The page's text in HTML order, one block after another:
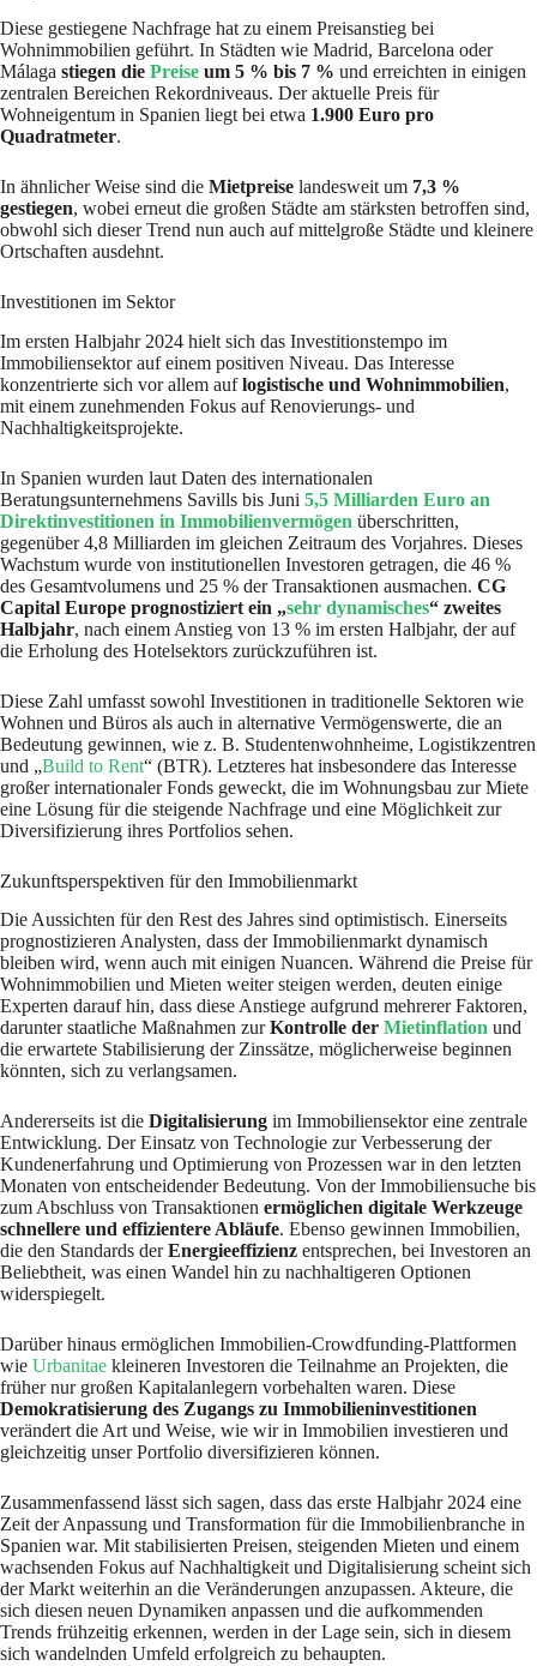
Diese gestiegene Nachfrage hat zu einem Preisanstieg bei
Wohnimmobilien geführt. In Städten wie Madrid, Barcelona oder
Málaga stiegen die Preise um 5 % bis 7 % und erreichten in einigen
zentralen Bereichen Rekordniveaus. Der aktuelle Preis für
Wohneigentum in Spanien liegt bei etwa 1.900 Euro pro
Quadratmeter.
In ähnlicher Weise sind die Mietpreise landesweit um 7,3 %
gestiegen, wobei erneut die großen Städte am stärksten betroffen sind,
obwohl sich dieser Trend nun auch auf mittelgroße Städte und kleinere
Ortschaften ausdehnt.
Investitionen im Sektor
Im ersten Halbjahr 2024 hielt sich das Investitionstempo im
Immobiliensektor auf einem positiven Niveau. Das Interesse
konzentrierte sich vor allem auflogistische und Wohnimmobilien,
mit einem zunehmenden Fokus auf Renovierungs- und
Nachhaltigkeitsprojekte.
In Spanien wurden laut Daten des internationalen
Beratungsunternehmens Savills bis Juni 5,5 Milliarden Euro an
Direktinvestitionen in Immobilienvermögen überschritten,
gegenüber 4,8 Milliarden im gleichen Zeitraum des Vorjahres. Dieses
Wachstum wurde von institutionellen Investoren getragen, die 46 %
des Gesamtvolumens und 25 % der Transaktionen ausmachen. CG
Capital Europe prognostiziert ein „sehr dynamisches“ zweites
Halbjahr, nach einem Anstieg von 13 % im ersten Halbjahr, der auf
die Erholung des Hotelsektors zurückzuführen ist.
Diese Zahl umfasst sowohl Investitionen in traditionelle Sektoren wie
Wohnen und Büros als auch in alternative Vermögenswerte, die an
Bedeutung gewinnen, wie z. B. Studentenwohnheime, Logistikzentren
und „Build to Rent“ (BTR). Letzteres hat insbesondere das Interesse
großer internationaler Fonds geweckt, die im Wohnungsbau zur Miete
eine Lösung für die steigende Nachfrage und eine Möglichkeit zur
Diversifizierung ihres Portfolios sehen.
Zukunftsperspektiven für den Immobilienmarkt
Die Aussichten für den Rest des Jahres sind optimistisch. Einerseits
prognostizieren Analysten, dass der Immobilienmarkt dynamisch
bleiben wird, wenn auch mit einigen Nuancen. Während die Preise für
Wohnimmobilien und Mieten weiter steigen werden, deuten einige
Experten darauf hin, dass diese Anstiege aufgrund mehrerer Faktoren,
darunter staatliche Maßnahmen zurKontrolle der Mietinflation und
die erwartete Stabilisierung der Zinssätze, möglicherweise beginnen
könnten, sich zu verlangsamen.
Andererseits ist die Digitalisierung im Immobiliensektor eine zentrale
Entwicklung. Der Einsatz von Technologie zur Verbesserung der
Kundenerfahrung und Optimierung von Prozessen war in den letzten
Monaten von entscheidender Bedeutung. Von der Immobiliensuche bis
zum Abschluss von Transaktionen ermöglichen digitale Werkzeuge
schnellere und effizientere Abläufe. Ebenso gewinnen Immobilien,
die den Standards derEnergieeffizienz entsprechen, bei Investoren an
Beliebtheit, was einen Wandel hin zu nachhaltigeren Optionen
widerspiegelt.
Darüber hinaus ermöglichen Immobilien-Crowdfunding-Plattformen
wie Urbanitae kleineren Investoren die Teilnahme an Projekten, die
früher nur großen Kapitalanlegern vorbehalten waren. Diese
Demokratisierung des Zugangs zu Immobilieninvestitionen
verändert die Art und Weise, wie wir in Immobilien investieren und
gleichzeitig unser Portfolio diversifizieren können.
Zusammenfassend lässt sich sagen, dass das erste Halbjahr 2024 eine
Zeit der Anpassung und Transformation für die Immobilienbranche in
Spanien war. Mit stabilisierten Preisen, steigenden Mieten und einem
wachsenden Fokus auf Nachhaltigkeit und Digitalisierung scheint sich
der Markt weiterhin an die Veränderungen anzupassen. Akteure, die
sich diesen neuen Dynamiken anpassen und die aufkommenden
Trends frühzeitig erkennen, werden in der Lage sein, sich in diesem
sich wandelnden Umfeld erfolgreich zu behaupten.